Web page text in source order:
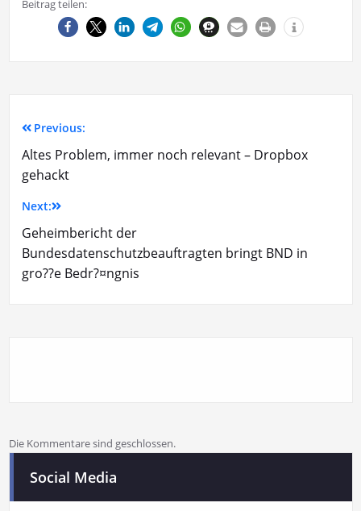
Beitrag teilen:
Previous:
Altes Problem, immer noch relevant – Dropbox
gehackt
Next:
Geheimbericht der
Bundesdatenschutzbeauftragten bringt BND in
gro??e Bedr?¤ngnis
Die Kommentare sind geschlossen.
Social Media